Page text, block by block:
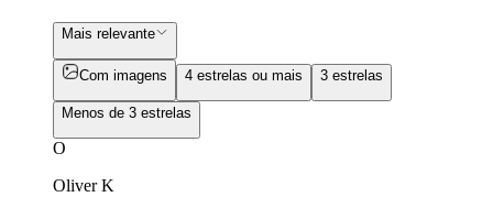
Mais relevante
Com imagens 4 estrelas ou mais 3 estrelas
Menos de 3 estrelas
O
Oliver K